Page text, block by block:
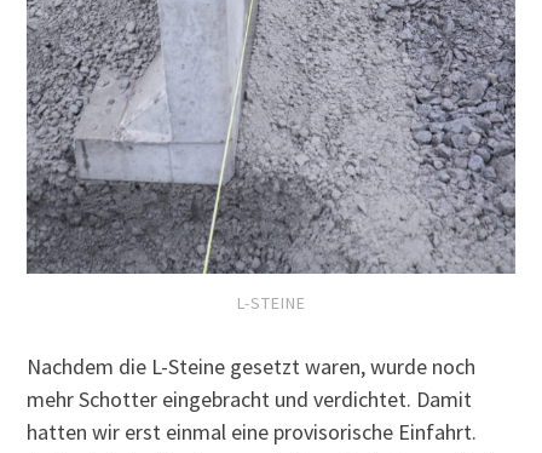
L-STEINE
Nachdem die L-Steine gesetzt waren, wurde noch
mehr Schotter eingebracht und verdichtet. Damit
hatten wir erst einmal eine provisorische Einfahrt.